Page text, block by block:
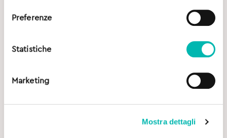
Preferenze
Statistiche
Marketing
Mostra dettagli